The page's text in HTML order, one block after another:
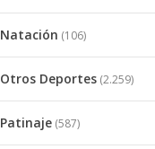
Natación (106)
Otros Deportes (2.259)
Patinaje (587)